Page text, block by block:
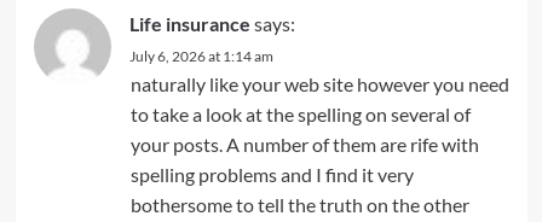
Life insurance says:
July 6, 2026 at 1:14 am
naturally like your web site however you need
to take a look at the spelling on several of
your posts. A number of them are rife with
spelling problems and I find it very
bothersome to tell the truth on the other